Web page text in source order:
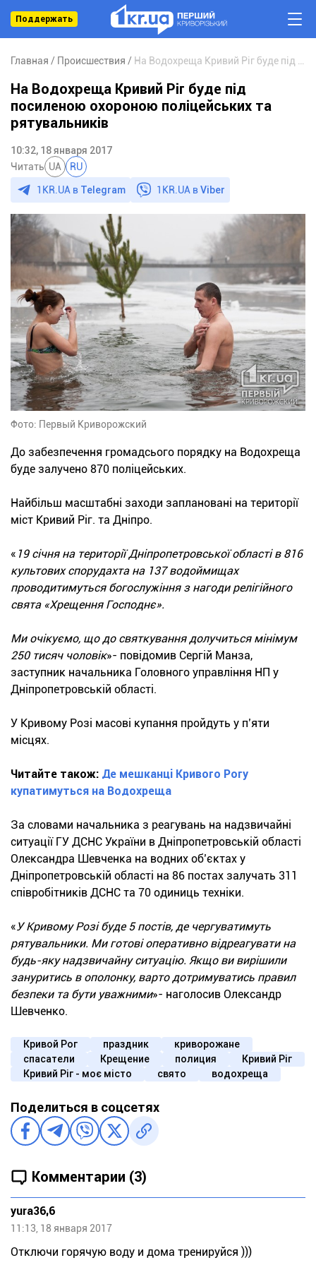
Поддержать
Главная Происшествия
На Водохреща Кривий Ріг буде під
посиленою охороною поліцейських та
рятувальників
10:32, 18 января 2017
Читать UA RU
1KR.UA в Telegram 1KR.UA вViber
Фото: Первый Криворожский
До забезпечення громадсього порядку на Водохреща
буде залучено 870 поліцейських.
Найбільш масштабні заходи заплановані на території
міст Кривий Ріг. та Дніпро.
« 19 січня на території Дніпропетровської області в 816
культових спорудахта на 137 водоймищах
проводитимуться богослужіння з нагоди релігійного
свята «Хрещення Господнє».
Ми очікуємо, що до святкування долучиться мінімум
250 тисяч чоловік»- повідомив Сергій Манза,
заступник начальника Головного управління НП у
Дніпропетровській області.
У Кривому Розі масові купання пройдуть у п’яти
місцях.
Читайте також: Де мешканці Кривого Рогу
купатимуться на Водохреща
За словами начальника з реагувань на надзвичайні
ситуації ГУ ДСНС України в Дніпропетровській області
Олександра Шевченка на водних об’єктах у
Дніпропетровській області на 86 постах залучать 311
співробітників ДСНС та 70 одиниць техніки.
«У Кривому Розі буде 5 постів, де чергуватимуть
рятувальники. Ми готові оперативно відреагувати на
будь-яку надзвичайну ситуацію. Якщо ви вирішили
зануритись в ополонку, варто дотримуватись правил
безпеки та бути уважними»- наголосив Олександр
Шевченко.
Кривой Рог праздник
криворожане
спасатели
Крещение полиция
Кривий Ріг
Кривий Ріг - моє місто
свято водохреща
Поделиться в соцсетях
Комментарии (3)
yura36,6
11:13, 18 января 2017
Отключи горячую воду и дома тренируйся )))